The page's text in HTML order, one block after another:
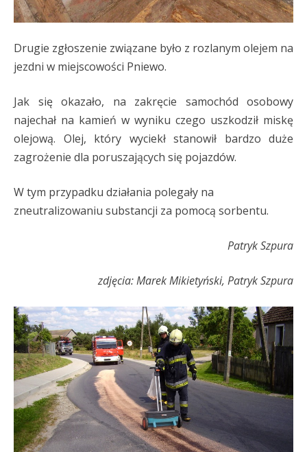
Drugie zgłoszenie związane było z rozlanym olejem na
jezdni w miejscowości Pniewo.
Jak się okazało, na zakręcie samochód osobowy
najechał na kamień w wyniku czego uszkodził miskę
olejową. Olej, który wyciekł stanowił bardzo duże
zagrożenie dla poruszających się pojazdów.
W tym przypadku działania polegały na
zneutralizowaniu substancji za pomocą sorbentu.
Patryk Szpura
zdjęcia: Marek Mikietyński, Patryk Szpura